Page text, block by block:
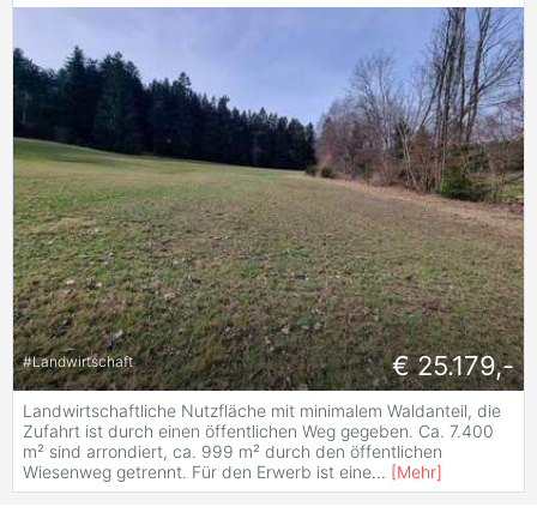
#Landwirtschaft € 25.179,-
Landwirtschaftliche Nutzfläche mit minimalem Waldanteil, die
Zufahrt ist durch einen öffentlichen Weg gegeben. Ca. 7.400
m² sind arrondiert, ca. 999 m² durch den öffentlichen
Wiesenweg getrennt. Für den Erwerb ist eine... [Mehr]